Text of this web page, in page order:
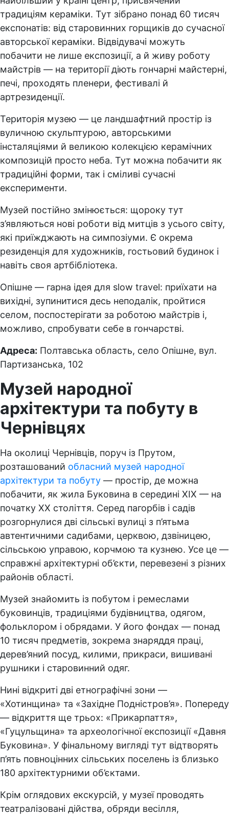
традиціям кераміки. Тут зібрано понад 60 тисяч
експонатів: від старовинних горщиків до сучасної
авторської кераміки. Відвідувачі можуть
побачити не лише експозиції, а й живу роботу
майстрів — на території діють гончарні майстерні,
печі, проходять пленери, фестивалі й
артрезиденції.
Територія музею — це ландшафтний простір із
вуличною скульптурою, авторськими
інсталяціями й великою колекцією керамічних
композицій просто неба. Тут можна побачити як
традиційні форми, так і сміливі сучасні
експерименти.
Музей постійно змінюється: щороку тут
з’являються нові роботи від митців з усього світу,
які приїжджають на симпозіуми. Є окрема
резиденція для художників, гостьовий будинок і
навіть своя артбібліотека.
Опішне — гарна ідея для slow travel: приїхати на
вихідні, зупинитися десь неподалік, пройтися
селом, поспостерігати за роботою майстрів і,
можливо, спробувати себе в гончарстві.
Адреса: Полтавська область, село Опішне, вул.
Партизанська, 102
Музей народної
архітектури та побуту в
Чернівцях
На околиці Чернівців, поруч із Прутом,
розташований обласний музей народної
архітектури та побуту — простір, де можна
побачити, як жила Буковина в середині XIX — на
початку XX століття. Серед пагорбів і садів
розгорнулися дві сільські вулиці з п’ятьма
автентичними садибами, церквою, дзвіницею,
сільською управою, корчмою та кузнею. Усе це —
справжні архітектурні об’єкти, перевезені з різних
районів області.
Музей знайомить із побутом і ремеслами
буковинців, традиціями будівництва, одягом,
фольклором і обрядами. У його фондах — понад
10 тисяч предметів, зокрема знаряддя праці,
дерев’яний посуд, килими, прикраси, вишивані
рушники і старовинний одяг.
Нині відкриті дві етнографічні зони —
«Хотинщина» та «Західне Подністров’я». Попереду
— відкриття ще трьох: «Прикарпаття»,
«Гуцульщина» та археологічної експозиції «Давня
Буковина». У фінальному вигляді тут відтворять
п’ять повноцінних сільських поселень із близько
180 архітектурними об’єктами.
Крім оглядових екскурсій, у музеї проводять
театралізовані дійства, обряди весілля,